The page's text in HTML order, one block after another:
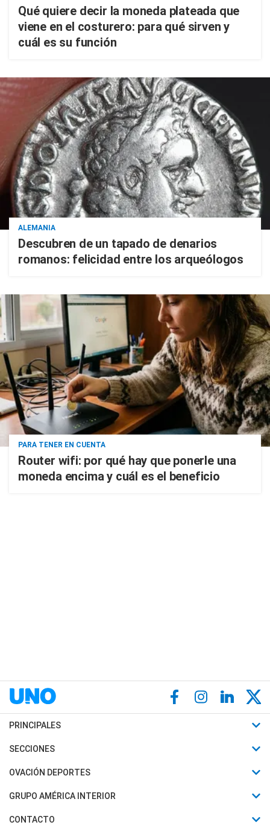
Qué quiere decir la moneda plateada que
viene en el costurero: para qué sirven y
cuál es su función
ALEMANIA
Descubren de un tapado de denarios
romanos: felicidad entre los arqueólogos
PARA TENER EN CUENTA
Router wifi: por qué hay que ponerle una
moneda encima y cuál es el beneficio
PRINCIPALES
Últimas Noticias
Política
SECCIONES
Horóscopo
Motores
OVACIÓN DEPORTES
Fútbol
Mundial
GRUPO AMÉRICA INTERIOR
Canal 7 en Vivo
CONTACTO